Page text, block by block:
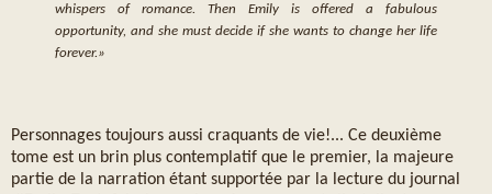
whispers of romance. Then Emily is offered a fabulous
opportunity, and she must decide if she wants to change her life
forever.»
Personnages toujours aussi craquants de vie!... Ce deuxième
tome est un brin plus contemplatif que le premier, la majeure
partie de la narration étant supportée par la lecture du journal